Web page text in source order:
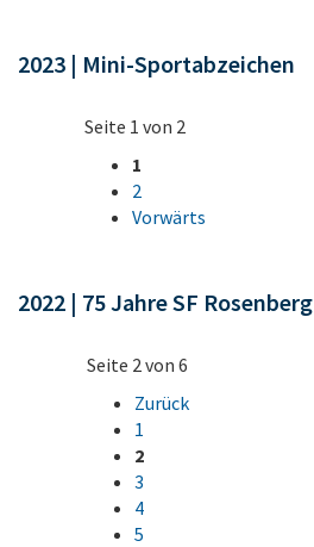
2023 | Mini-Sportabzeichen
Seite 1 von 2
1
2
Vorwärts
2022 | 75 Jahre SF Rosenberg
Seite 2 von 6
Zurück
1
2
3
4
5